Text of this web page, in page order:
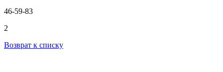
46-59-83
2
Возврат к списку